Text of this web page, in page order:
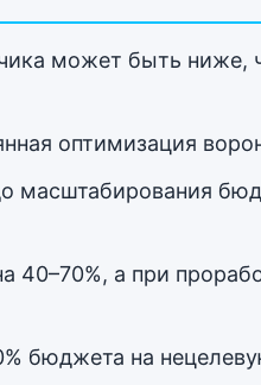
может быть ниже,
оптимизация
масштабирования
а при
бюджета на